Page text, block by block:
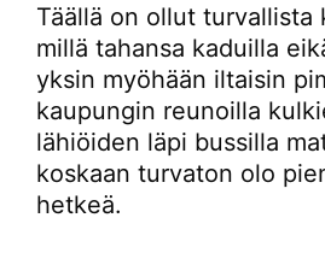
Täällä on ollut turvallista
millä tahansa kaduilla
yksin myöhään iltaisin
kaupungin reunoilla
lähiöiden läpi bussilla
koskaan turvaton olo
hetkeä.